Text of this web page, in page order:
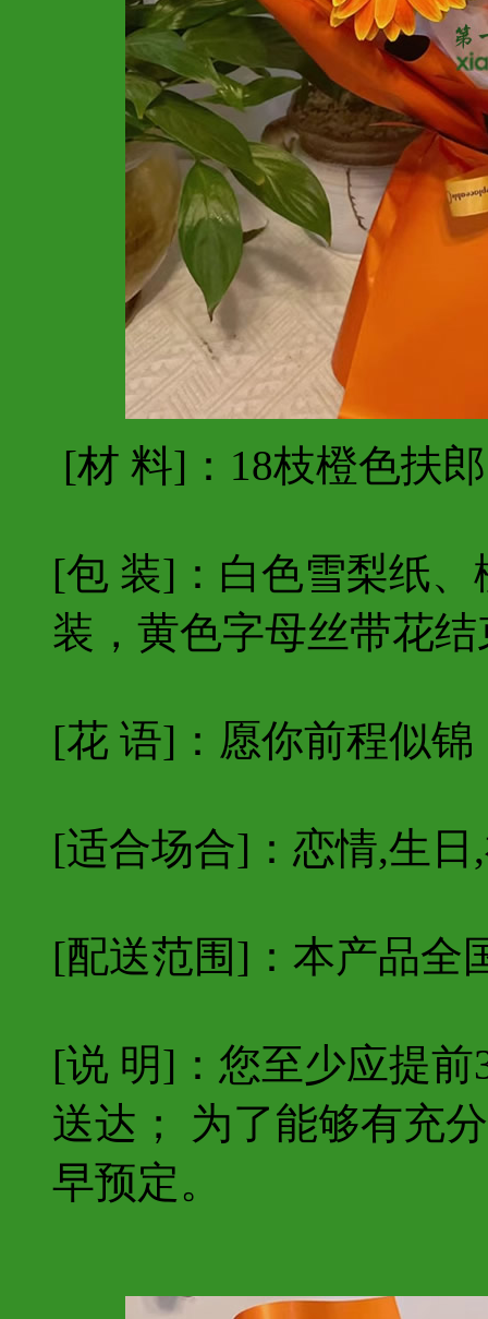
[材 料]：18枝橙色扶
[包 装]：白色雪梨纸
装，黄色字母丝带花结
[花 语]：愿你前程似
[适合场合]：恋情,生日
[配送范围]：本产品全
[说 明]：您至少应提
送达； 为了能够有充
早预定。